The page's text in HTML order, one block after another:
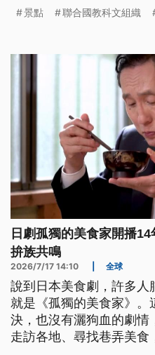
景點 聯合國教科文組織
日劇孤獨的美食家開播
拚族共鳴
2026/7/17 14:10 全球
說到日本美食劇，許多
就是《孤獨的美食家》
決，也沒有灑狗血的劇情
走訪各地、尋找巷弄美食